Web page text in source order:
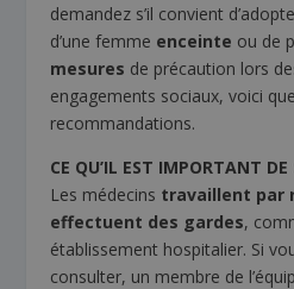
demandez s’il convient
d’une femme enceinte ou de
mesures de précaution lors
engagements sociaux, voici
recommandations.
CE QU’IL EST IMPORTANT DE
Les médecins travaillent par
effectuent des gardes,
établissement hospitalier. Si
consulter, un membre de